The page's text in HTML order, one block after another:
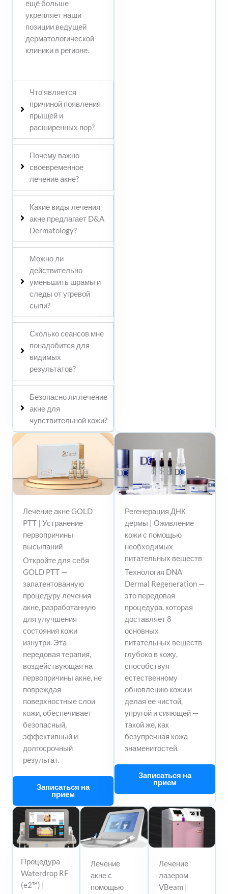
ещё больше
укрепляет наши
позиции ведущей
дерматологической
клиники в регионе.
Что является
причиной появления
прыщей и
расширенных пор?
Почему важно
своевременное
лечение акне?
Какие виды лечения
акне предлагает D&A
Dermatology?
Можно ли
действительно
уменьшить шрамы и
следы от угревой
сыпи?
Сколько сеансов мне
понадобится для
видимых
результатов?
Безопасно ли лечение
акне для
чувствительной кожи?
Лечение акне GOLD
PTT | Устранение
первопричины
высыпаний
Откройте для себя
GOLD PTT —
запатентованную
процедуру лечения
акне, разработанную
для улучшения
состояния кожи
изнутри. Эта
передовая терапия,
воздействующая на
первопричины акне, не
повреждая
поверхностные слои
кожи, обеспечивает
безопасный,
эффективный и
долгосрочный
результат.
Записаться на
прием
Регенерация ДНК
дермы | Оживление
кожи с помощью
необходимых
питательных веществ
Технология DNA
Dermal Regeneration —
это передовая
процедура, которая
доставляет 8
основных
питательных веществ
глубоко в кожу,
способствуя
естественному
обновлению кожи и
делая ее чистой,
упругой и сияющей —
такой же, как
безупречная кожа
знаменитостей.
Записаться на
прием
Процедура
Waterdrop RF
(e2™) |
Лечение
акне с
помощью
Лечение
лазером
VBeam |